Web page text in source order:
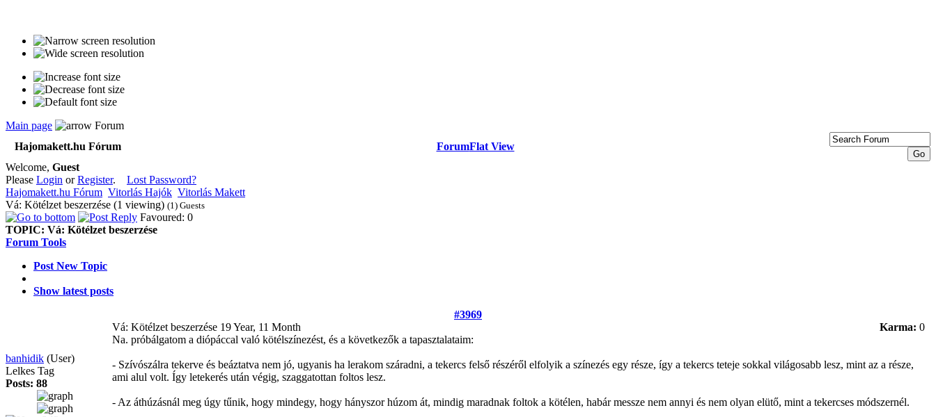
Main page
Forum
Hajomakett.hu Fórum
ForumFlat View
Welcome, Guest
Please Login orRegister. Lost Password?
Hajomakett.hu Fórum Vitorlás Hajók Vitorlás Makett
Vá: Kötélzet beszerzése (1 viewing) (1) Guests
Favoured: 0
TOPIC: Vá: Kötélzet beszerzése
Forum Tools
Post New Topic
Show latest posts
#3969
banhidik (User)
Lelkes Tag
Posts: 88
Vá: Kötélzet beszerzése 19 Year, 11 Month Karma: 0
Na. próbálgatom a diópáccal való kötélszínezést, és a következők a tapasztalataim:
- Szívószálra tekerve és beáztatva nem jó, ugyanis ha lerakom száradni, a tekercs felső részéről elfolyik a színezés egy része, így a tekercs teteje sokkal világosabb lesz, mint az a része,
ami alul volt. Így letekerés után végig, szaggatottan foltos lesz.
- Az áthúzásnál meg úgy tűnik, hogy mindegy, hogy hányszor húzom át, mindig maradnak foltok a kötélen, habár messze nem annyi és nem olyan elütő, mint a tekercses módszernél.